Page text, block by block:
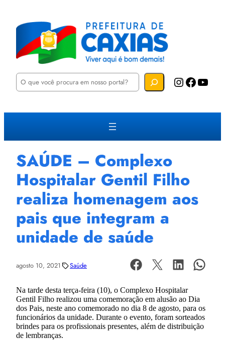
P
u
a
Instagram Facebook YouTube
SAÚDE – Complexo
Hospitalar Gentil Filho
realiza homenagem aos
pais que integram a
unidade de saúde
agosto 10, 2021 Saúde
Na tarde desta terça-feira (10), o Complexo Hospitalar
Gentil Filho realizou uma comemoração em alusão ao Dia
dos Pais, neste ano comemorado no dia 8 de agosto, para os
funcionários da unidade. Durante o evento, foram sorteados
brindes para os profissionais presentes, além de distribuição
de lembranças.